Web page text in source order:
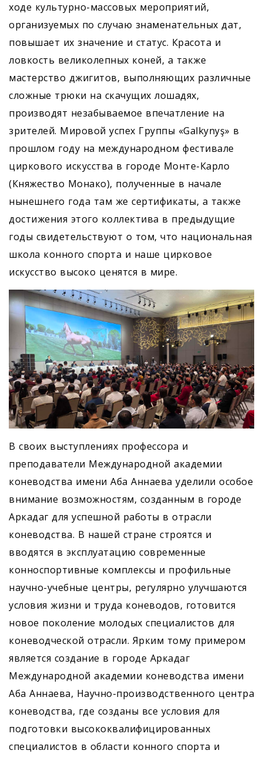
ходе культурно-массовых мероприятий,
организуемых по случаю знаменательных дат,
повышает их значение и статус. Красота и
ловкость великолепных коней, а также
мастерство джигитов, выполняющих различные
сложные трюки на скачущих лошадях,
производят незабываемое впечатление на
зрителей. Мировой успех Группы «Galkynyş» в
прошлом году на международном фестивале
циркового искусства в городе Монте-Карло
(Княжество Монако), полученные в начале
нынешнего года там же сертификаты, а также
достижения этого коллектива в предыдущие
годы свидетельствуют о том, что национальная
школа конного спорта и наше цирковое
искусство высоко ценятся в мире.
В своих выступлениях профессора и
преподаватели Международной академии
коневодства имени Аба Аннаева уделили особое
внимание возможностям, созданным в городе
Аркадаг для успешной работы в отрасли
коневодства. В нашей стране строятся и
вводятся в эксплуатацию современные
конноспортивные комплексы и профильные
научно-учебные центры, регулярно улучшаются
условия жизни и труда коневодов, готовится
новое поколение молодых специалистов для
коневодческой отрасли. Ярким тому примером
является создание в городе Аркадаг
Международной академии коневодства имени
Аба Аннаева, Научно-производственного центра
коневодства, где созданы все условия для
подготовки высококвалифицированных
специалистов в области конного спорта и